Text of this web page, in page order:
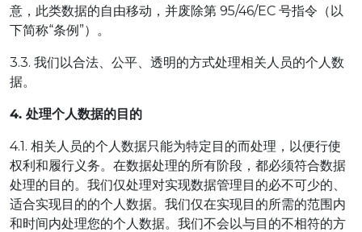
意，此类数据的自由移动，并废除第 95/46/EC 号指令（以
下简称“条例”）。
3.3. 我们以合法、公平、透明的方式处理相关人员的个人数
据。
4. 处理个人数据的目的
4.1. 相关人员的个人数据只能为特定目的而处理，以便行使
权利和履行义务。在数据处理的所有阶段，都必须符合数据
处理的目的。我们仅处理对实现数据管理目的必不可少的、
适合实现目的的个人数据。我们仅在实现目的所需的范围内
和时间内处理您的个人数据。我们不会以与目的不相符的方